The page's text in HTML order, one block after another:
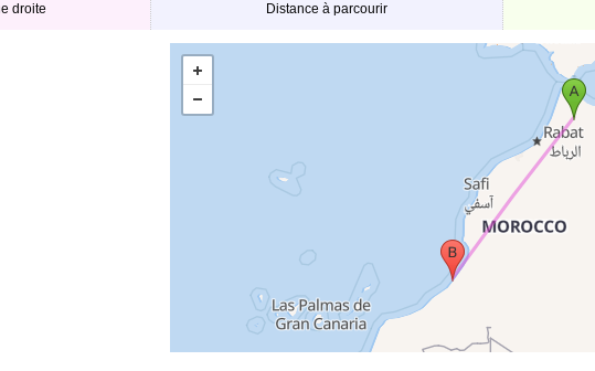
droite Distance à parcourir